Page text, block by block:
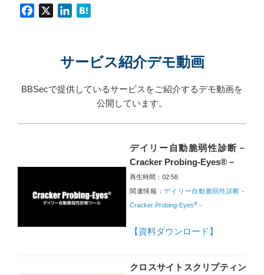
o
I
n
サービス紹介デモ動画
BBSecで提供しているサービスをご紹介するデモ動画を
公開しています。
デイリー自動脆弱性診断－
Cracker Probing-Eyes®－
再生時間：02:58
関連情報：デイリー自動脆弱性診断－
Cracker Probing-Eyes® －
【資料ダウンロード】
クロスサイトスクリプティン